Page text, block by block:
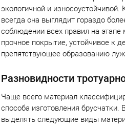
экологичной и
всегда она выглядит гораздо
соблюдении всех правил на
прочное покрытие, устойчивое к
препятствующее образованию луж.
Разновидности
Чаще всего материал
способа изготовления брусчатки.
выделять следующие виды